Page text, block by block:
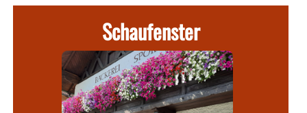
Schaufenster